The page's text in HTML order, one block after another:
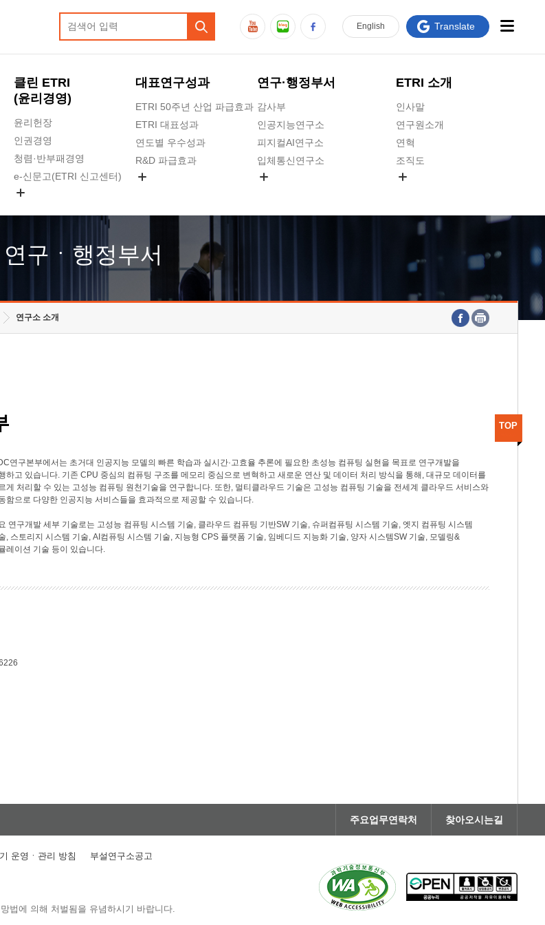
클린 ETRI
(윤리경영)
윤리헌장
인권경영
청렴·반부패경영
e-신문고(ETRI 신고센터)
고객의소리
수의계약 현황
대표연구성과
ETRI 50주년 산업 파급효과
ETRI 대표성과
연도별 우수성과
R&D 파급효과
연구·행정부서
감사부
인공지능연구소
피지컬AI연구소
입체통신연구소
호남권연구본부
기획본부
ETRI 소개
인사말
연구원소개
연혁
조직도
연구원 고객헌장
주요업무연락처
English Translate
연구ㆍ행정부서
연구소 소개
연구본부에서는 초거대 인공지능 모델의 빠른 학습과 실시간·고효율 추론에 필요한 초성능 컴퓨팅 실현을 목표로 연구개발을
하고 있습니다. 기존 CPU 중심의 컴퓨팅 구조를 메모리 중심으로 변혁하고 새로운 연산 및 데이터 처리 방식을 통해, 대규모 데이터를
게 처리할 수 있는 고성능 컴퓨팅 원천기술을 연구합니다. 또한, 멀티클라우드 기술은 고성능 컴퓨팅 기술을 전세계 클라우드 서비스와
함으로 다양한 인공지능 서비스들을 효과적으로 제공할 수 있습니다.
연구개발 세부 기술로는 고성능 컴퓨팅 시스템 기술, 클라우드 컴퓨팅 기반SW 기술, 슈퍼컴퓨팅 시스템 기술, 엣지 컴퓨팅 시스템
, 스토리지 시스템 기술, AI컴퓨팅 시스템 기술, 지능형 CPS 플랫폼 기술, 임베디드 지능화 기술, 양자 시스템SW 기술, 모델링&
레이션 기술 등이 있습니다.
TOP
주요업무연락처 찾아오시는길
운영ㆍ관리 방침 부설연구소공고
법에 의해 처벌됨을 유념하시기 바랍니다.